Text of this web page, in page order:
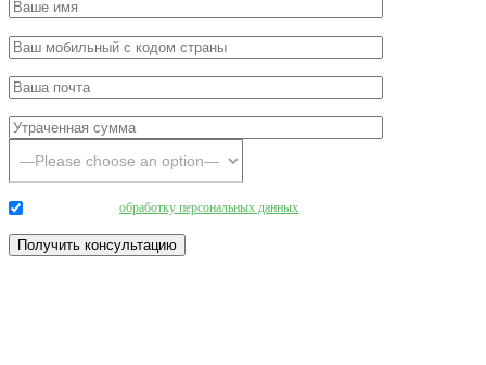
обработку персональных данных